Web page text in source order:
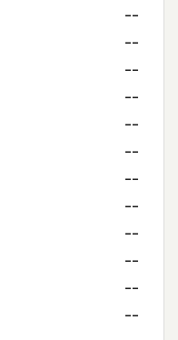
--
--
--
--
--
--
--
--
--
--
--
--